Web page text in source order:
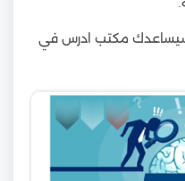
(سيساعدك مكتب ادرس في